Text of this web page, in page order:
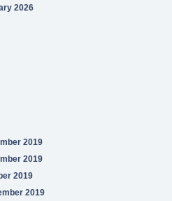
2026
2019
2019
2019
2019